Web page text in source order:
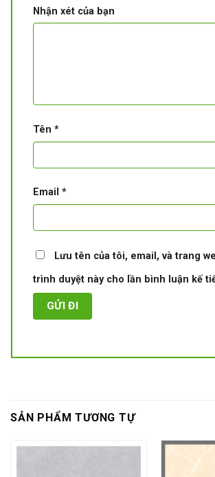
Nhận xét của bạn
Tên *
Email *
Lưu tên của tôi, email, và trang
trình duyệt này cho lần bình luận kế
SẢN PHẨM TƯƠNG TỰ